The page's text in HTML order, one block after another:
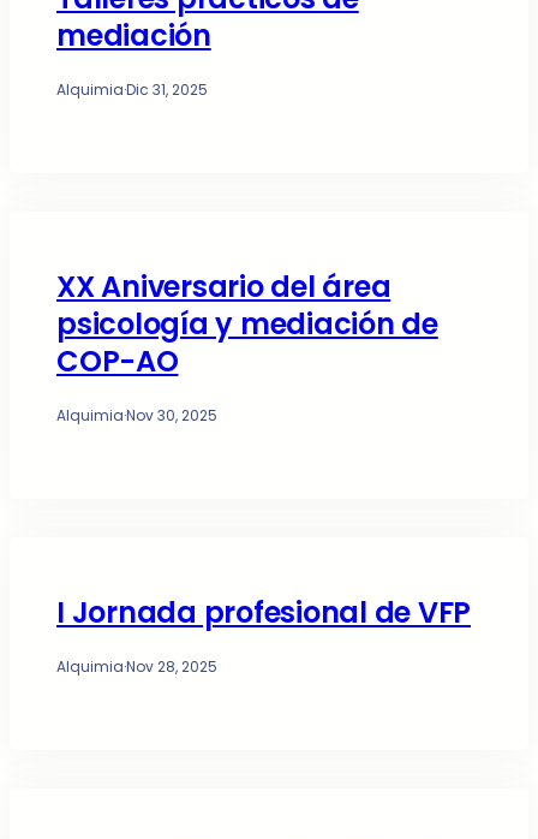
mediación
Alquimia·Dic 31, 2025
XX Aniversario del área
psicología y mediación de
COP-AO
Alquimia·Nov 30, 2025
I Jornada profesional de VFP
Alquimia·Nov 28, 2025